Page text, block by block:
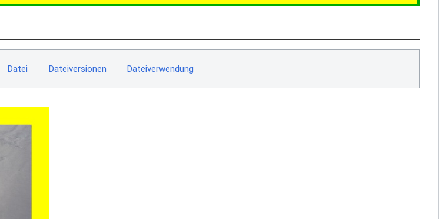
Datei Dateiversionen Dateiverwendung